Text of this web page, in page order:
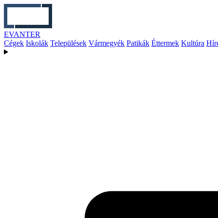
EVANTER
Cégek Iskolák Települések Vármegyék Patikák Éttermek Kultúra